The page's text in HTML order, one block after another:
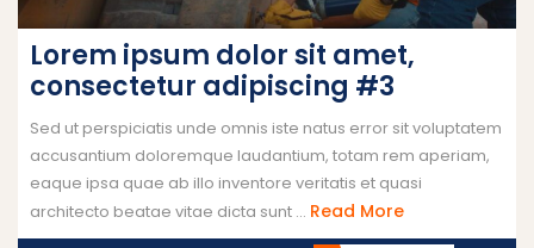
Lorem ipsum dolor sit amet,
consectetur adipiscing #3
Sed ut perspiciatis unde omnis iste natus error sit voluptatem
accusantium doloremque laudantium, totam rem aperiam,
eaque ipsa quae ab illo inventore veritatis et quasi
architecto beatae vitae dicta sunt ... Read More